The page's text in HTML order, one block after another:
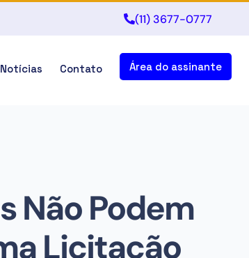
(11) 3677-0777
Notícias Contato Área do assinante
Não Podem
Licitação